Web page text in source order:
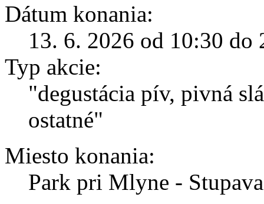
Dátum konania:
13. 6. 2026 od 10:30 do
Typ akcie:
"degustácia pív, pivná
ostatné"
Miesto konania:
Park pri Mlyne - Stupava